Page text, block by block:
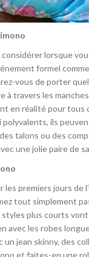
considérer lorsque
formel
vous de porter
à travers les
en réalité pour
polyvalents, ils
talons ou des
une jolie paire de
premiers jours de
tout simplement
styles plus courts
avec les robes
un jean skinny, des
et faites-en une